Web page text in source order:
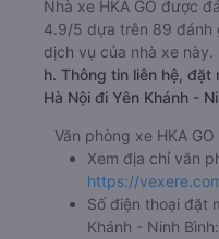
Nhà xe HKA GO được
4.9/5 dựa trên 89 đánh
dịch vụ của nhà xe này.
h. Thông tin liên hệ,
Hà Nội đi Yên Khánh -
Văn phòng xe HKA
Xem địa chỉ văn
https://
Số điện thoại đặt
Khánh - Ninh Bình: